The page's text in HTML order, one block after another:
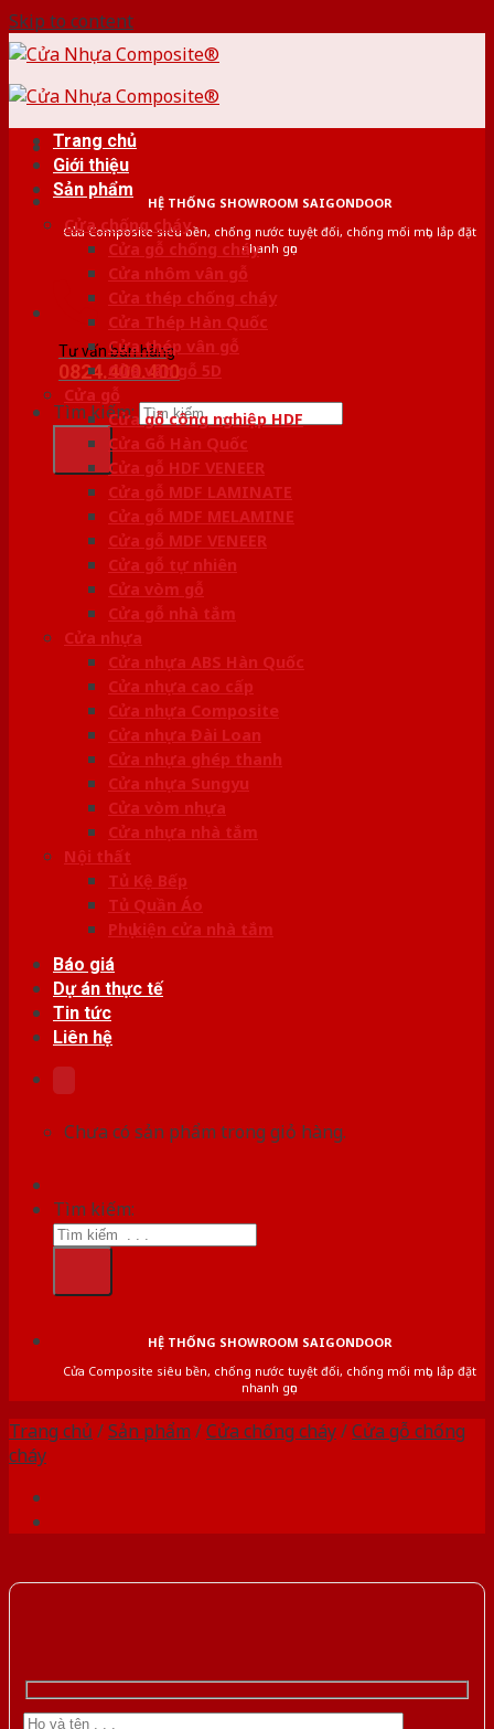
Skip to content
HỆ THỐNG SHOWROOM SAIGONDOOR
Cửa Composite siêu bền, chống nước tuyệt đối, chống mối mọt, lắp đặt
nhanh gọn
Tư vấn bán hàng
0824.400.400
Tìm kiếm:
Trang chủ
Giới thiệu
Sản phẩm
Cửa chống cháy
Cửa gỗ chống cháy
Cửa nhôm vân gỗ
Cửa thép chống cháy
Cửa Thép Hàn Quốc
Cửa thép vân gỗ
Cửa vân gỗ 5D
Cửa gỗ
Cửa gỗ công nghiệp HDF
Cửa Gỗ Hàn Quốc
Cửa gỗ HDF VENEER
Cửa gỗ MDF LAMINATE
Cửa gỗ MDF MELAMINE
Cửa gỗ MDF VENEER
Cửa gỗ tự nhiên
Cửa vòm gỗ
Cửa gỗ nhà tắm
Cửa nhựa
Cửa nhựa ABS Hàn Quốc
Cửa nhựa cao cấp
Cửa nhựa Composite
Cửa nhựa Đài Loan
Cửa nhựa ghép thanh
Cửa nhựa Sungyu
Cửa vòm nhựa
Cửa nhựa nhà tắm
Nội thất
Tủ Kệ Bếp
Tủ Quần Áo
Phụ kiện cửa nhà tắm
Báo giá
Dự án thực tế
Tin tức
Liên hệ
Chưa có sản phẩm trong giỏ hàng.
Tìm kiếm:
HỆ THỐNG SHOWROOM SAIGONDOOR
Cửa Composite siêu bền, chống nước tuyệt đối, chống mối mọt, lắp đặt
nhanh gọn
Trang chủ /Sản phẩm /Cửa chống cháy/Cửa gỗ chống
cháy